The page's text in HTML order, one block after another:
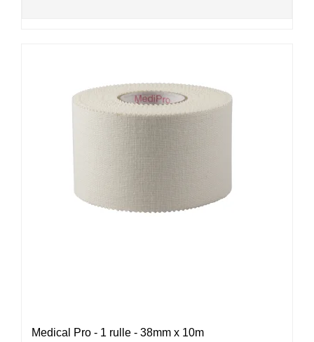
Medical Pro - 1 rulle - 38mm x 10m